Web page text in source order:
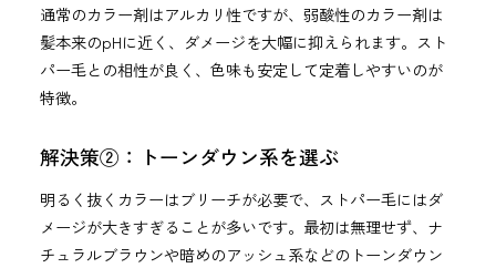
通常のカラー剤はアルカリ性ですが、弱酸性のカラー剤は
髪本来のpHに近く、ダメージを大幅に抑えられます。スト
パー毛との相性が良く、色味も安定して定着しやすいのが
特徴。
解決策②：トーンダウン系を選ぶ
明るく抜くカラーはブリーチが必要で、ストパー毛にはダ
メージが大きすぎることが多いです。最初は無理せず、ナ
チュラルブラウンや暗めのアッシュ系などのトーンダウン